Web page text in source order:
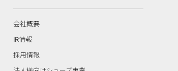
会社概要
IR情報
採用情報